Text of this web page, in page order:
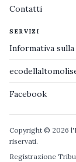
Contatti
SERVIZI
Informativa
Facebook
Copyright © 2026
riservati.
Registrazione